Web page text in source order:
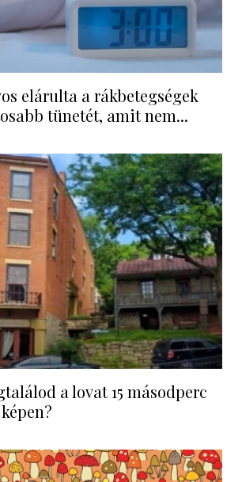
elárulta a rákbetegségek
tünetét, amit nem...
a lovat 15 másodperc